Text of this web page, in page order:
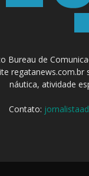
Bureau de
náutica, atividade
Contato: